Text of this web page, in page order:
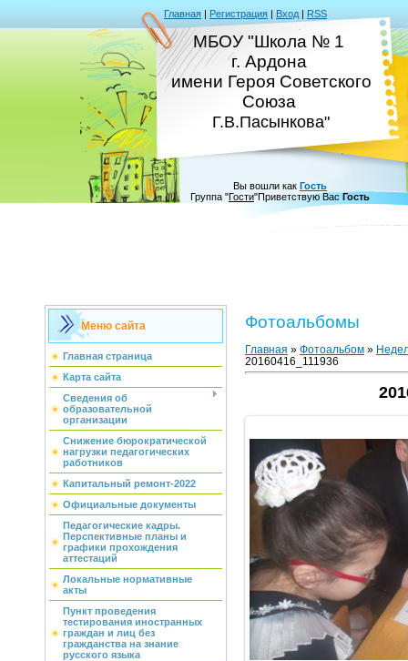
Главная | Регистрация | Вход | RSS
МБОУ "Школа № 1
г. Ардона
имени Героя Советского
Союза
Г.В.Пасынкова"
Вы вошли как Гость
Группа "Гости"Приветствую Вас Гость
Меню сайта
Главная страница
Карта сайта
Сведения об
образовательной
организации
Снижение бюрократической
нагрузки педагогических
работников
Капитальный ремонт-2022
Официальные документы
Педагогические кадры.
Перспективные планы и
графики прохождения
аттестаций
Локальные нормативные
акты
Пункт проведения
тестирования иностранных
граждан и лиц без
гражданства на знание
русского языка
Фотоальбомы
Главная » Фотоальбом »
20160416_111936